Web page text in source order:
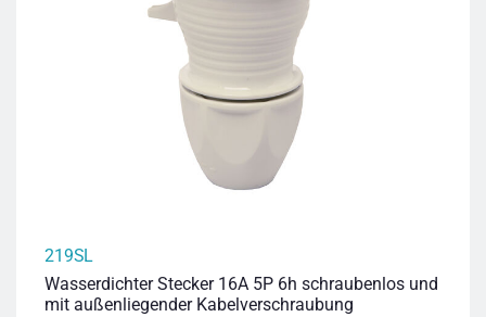
219SL
Wasserdichter Stecker 16A 5P 6h schraubenlos und
mit außenliegender Kabelverschraubung